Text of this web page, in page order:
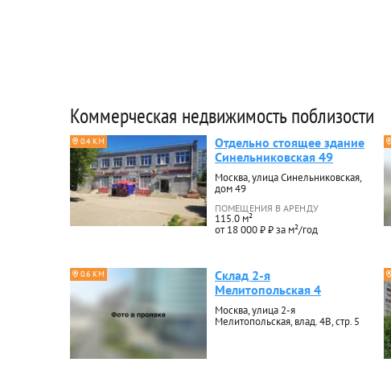
Коммерческая недвижимость поблизости
0.4 КМ
Отдельно стоящее здание
Синельниковская 49
Москва, улица Синельниковская,
дом 49
ПОМЕЩЕНИЯ В АРЕНДУ
115.0 м²
от 18 000 ₽ ₽ за м²/год
0.6 КМ
Склад 2-я
Мелитопольская 4
Москва, улица 2-я
Мелитопольская, влад. 4В, стр. 5